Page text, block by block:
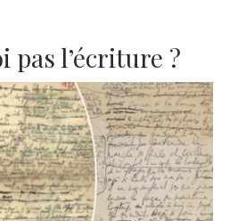
pas l’écriture ?